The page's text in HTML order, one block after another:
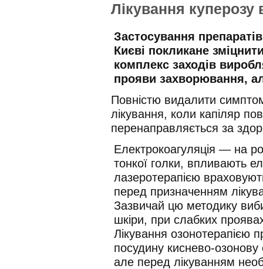
Лікування куперозу
Застосування
Києві покликане
комплекс заходів
прояви захворювання,
Повністю видалити
лікування, коли капіляр
перенаправляється за
Електрокоагуляція — на
тонкої голки, впливають
лазеротерапією
перед призначенням
Зазвичай цю методику
шкіри, при слабких
Лікування озонотерапією
посудину киснево-
але перед лікуванням